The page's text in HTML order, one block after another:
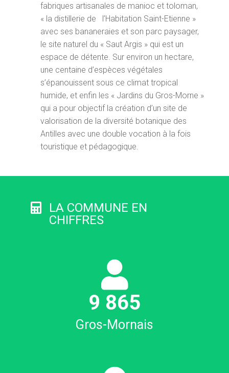
fabriques artisanales de manioc et toloman,
« la distillerie de l’Habitation Saint-Etienne »
avec ses bananeraies et son parc paysager,
le site naturel du « Saut Argis » qui est un
espace de détente. Sur environ un hectare,
une centaine d’espèces végétales
s’épanouissent sous ce climat tropical
humide, et enfin les « Jardins du Gros-Morne »
qui a pour objectif la création d’un site de
valorisation de la diversité botanique des
Antilles avec une double vocation à la fois
touristique et pédagogique.
LA COMMUNE EN
CHIFFRES
9 869
Gros-Mornais